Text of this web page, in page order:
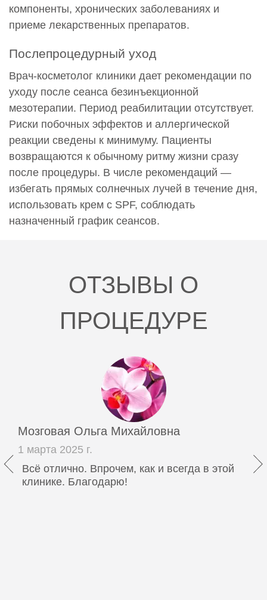
компоненты, хронических заболеваниях и
приеме лекарственных препаратов.
Послепроцедурный уход
Врач-косметолог клиники дает рекомендации по
уходу после сеанса безинъекционной
мезотерапии. Период реабилитации отсутствует.
Риски побочных эффектов и аллергической
реакции сведены к минимуму. Пациенты
возвращаются к обычному ритму жизни сразу
после процедуры. В числе рекомендаций —
избегать прямых солнечных лучей в течение дня,
использовать крем с SPF, соблюдать
назначенный график сеансов.
ОТЗЫВЫ О
ПРОЦЕДУРЕ
Мозговая Ольга Михайловна
1 марта 2025 г.
Всё отлично. Впрочем, как и всегда в этой
клинике. Благодарю!